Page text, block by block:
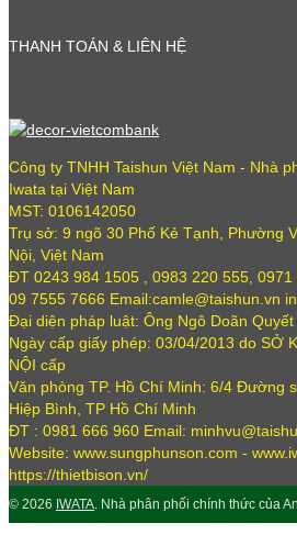
THANH TOÁN & LIÊN HỆ
Công ty TNHH Taishun Việt Nam - Nhà
Iwata tại Việt Nam
MST: 0106142050
Trụ sở: 9 ngõ 30 Phố Kẻ Tạnh, Phường
Nội, Việt Nam
ĐT 0243 984 1505 , 0983 220 555,
09 7555 7666 Email:camle@taishun.vn
Đại diện pháp luật: Ông Ngô Doãn Quyết
Ngày cấp giấy phép: 03/04/2013 do SỞ
NỘI cấp
Văn phòng TP. Hồ Chí Minh: 6/4 Đường
Hiệp Bình, TP Hồ Chí Minh
ĐT : 0981 666 960 Email:
Website: www.sungphunson.com -
https://thietbison.vn/
© 2026 IWATA. Nhà phân phối chính thức của